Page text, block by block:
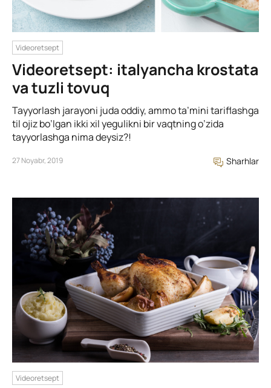
Videoretsept
Videoretsept: italyancha krostata
va tuzli tovuq
Tayyorlash jarayoni juda oddiy, ammo ta’mini tariflashga
til ojiz bo’lgan ikki xil yegulikni bir vaqtning o’zida
tayyorlashga nima deysiz?!
27 Noyabr, 2019 Sharhlar
Videoretsept